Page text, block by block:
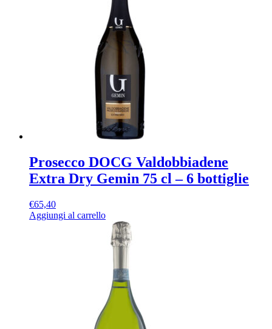
Prosecco DOCG Valdobbiadene
Extra Dry Gemin 75 cl – 6 bottiglie
€65,40
Aggiungi al carrello